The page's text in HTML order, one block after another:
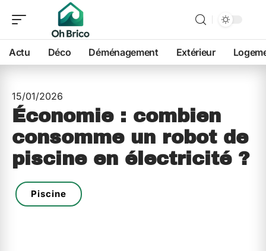
Actu Déco Déménagement Extérieur
15/01/2026
Économie : combien
consomme un robot de
piscine en électricité ?
Piscine